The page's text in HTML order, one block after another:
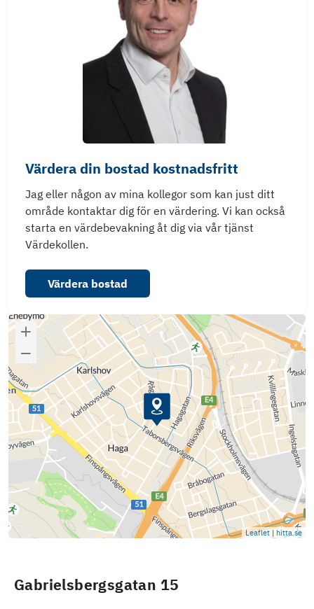
Värdera din bostad kostnadsfritt
Jag eller någon av mina kollegor som kan just ditt
område kontaktar dig för en värdering. Vi kan också
starta en värdebevakning åt dig via vår tjänst
Värdekollen.
Värdera bostad
Leaflet | hitta.se
Gabrielsbergsgatan 15